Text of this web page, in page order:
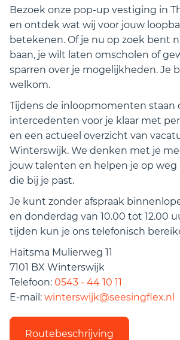
Bezoek onze pop-up vestiging in
en ontdek wat wij voor jouw
betekenen. Of je nu op zoek bent
baan, je wilt laten omscholen of
sparren over je mogelijkheden. Je
welkom.
Tijdens de inloopmomenten staan
intercedenten voor je klaar met
en een actueel overzicht van
Winterswijk. We denken met je
jouw talenten en helpen je op weg
die bij je past.
Je kunt zonder afspraak
en donderdag van 10.00 tot 12.00
tijden kun je ons telefonisch
Haitsma Mulierweg 11
7101 BX Winterswijk
Telefoon: 0543 - 44 10 11
E-mail: winterswijk@seesingflex.nl
Routebeschrijving